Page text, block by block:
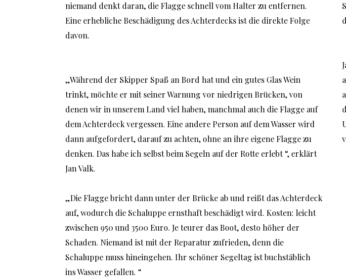
niemand denkt daran, die Flagge schnell vom Halter zu entfernen.
Eine erhebliche Beschädigung des Achterdecks ist die direkte Folge
davon.
„Während der Skipper Spaß an Bord hat und ein gutes Glas Wein
trinkt, möchte er mit seiner Warnung vor niedrigen Brücken, von
denen wir in unserem Land viel haben, manchmal auch die Flagge auf
dem Achterdeck vergessen. Eine andere Person auf dem Wasser wird
dann aufgefordert, darauf zu achten, ohne an ihre eigene Flagge zu
denken. Das habe ich selbst beim Segeln auf der Rotte erlebt “, erklärt
Jan Valk.
„Die Flagge bricht dann unter der Brücke ab und reißt das Achterdeck
auf, wodurch die Schaluppe ernsthaft beschädigt wird. Kosten: leicht
zwischen 950 und 3500 Euro. Je teurer das Boot, desto höher der
Schaden. Niemand ist mit der Reparatur zufrieden, denn die
Schaluppe muss hineingehen. Ihr schöner Segeltag ist buchstäblich
ins Wasser gefallen. “